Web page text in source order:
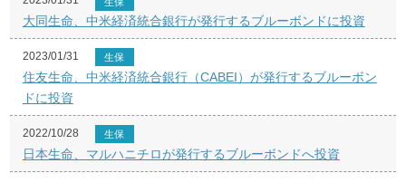
大同生命、中米経済統合銀行が発行するブルーボンドに投資
2023/01/31 生保
住友生命、中米経済統合銀行（CABEI）が発行するブルーボン
ドに投資
2022/10/28 生保
日本生命、マルハニチロが発行するブルーボンドへ投資